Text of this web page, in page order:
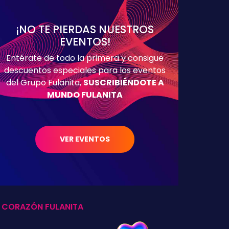
¡NO TE PIERDAS NUESTROS
EVENTOS!
Entérate de todo la primera y consigue
descuentos especiales para los eventos
del Grupo Fulanita,SUSCRIBIÉNDOTE A
MUNDO FULANITA
VER EVENTOS
CORAZÓN FULANITA